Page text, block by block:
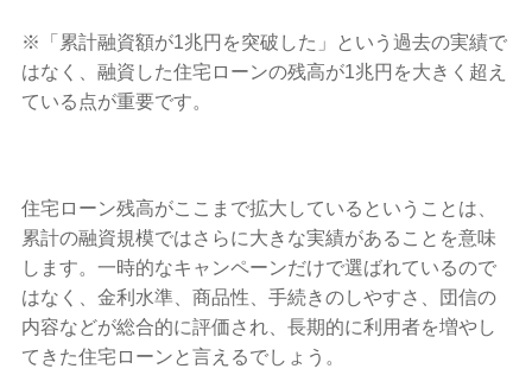
※「累計融資額が1兆円を突破した」という過去の実績で
はなく、融資した住宅ローンの残高が1兆円を大きく超え
ている点が重要です。
住宅ローン残高がここまで拡大しているということは、
累計の融資規模ではさらに大きな実績があることを意味
します。一時的なキャンペーンだけで選ばれているので
はなく、金利水準、商品性、手続きのしやすさ、団信の
内容などが総合的に評価され、長期的に利用者を増やし
てきた住宅ローンと言えるでしょう。